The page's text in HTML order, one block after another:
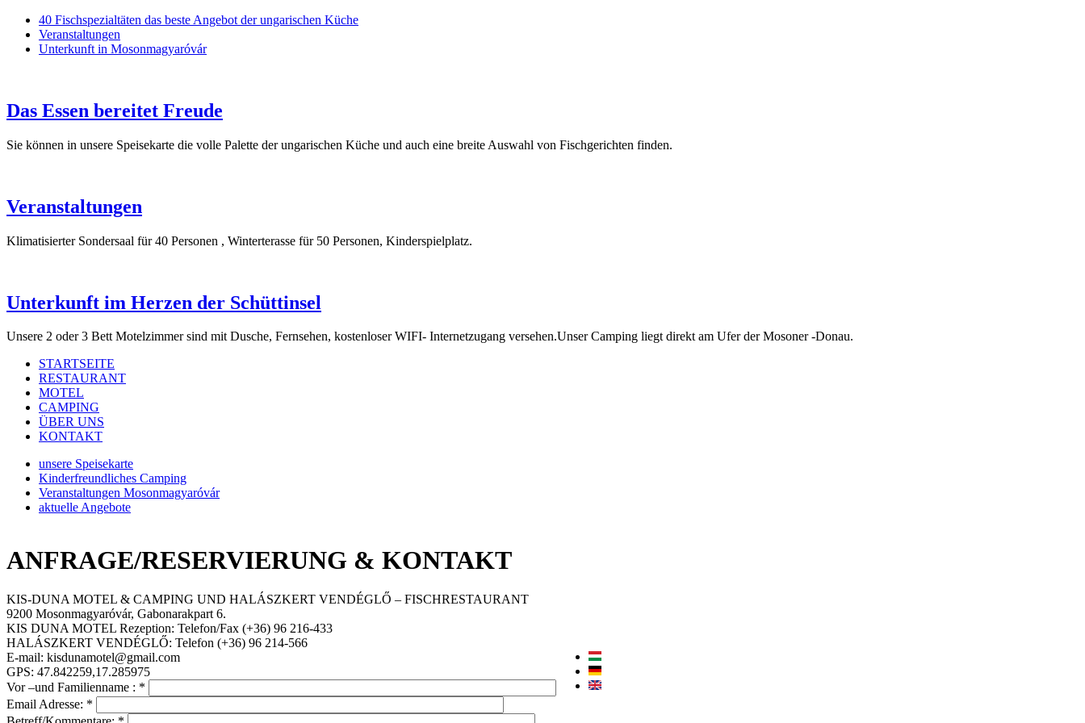
40 Fischspezialtäten das beste Angebot der ungarischen Küche
Veranstaltungen
Unterkunft in Mosonmagyaróvár
Das Essen bereitet Freude
Sie können in unsere Speisekarte die volle Palette der ungarischen Küche und auch eine breite Auswahl von Fischgerichten finden.
Veranstaltungen
Klimatisierter Sondersaal für 40 Personen , Winterterasse für 50 Personen, Kinderspielplatz.
Unterkunft im Herzen der Schüttinsel
Unsere 2 oder 3 Bett Motelzimmer sind mit Dusche, Fernsehen, kostenloser WIFI- Internetzugang versehen.Unser Camping liegt direkt am Ufer der Mosoner -Donau.
STARTSEITE
RESTAURANT
MOTEL
CAMPING
ÜBER UNS
KONTAKT
unsere Speisekarte
Kinderfreundliches Camping
Veranstaltungen Mosonmagyaróvár
aktuelle Angebote
ANFRAGE/RESERVIERUNG & KONTAKT
KIS-DUNA MOTEL & CAMPING UND HALÁSZKERT VENDÉGLŐ – FISCHRESTAURANT
9200 Mosonmagyaróvár, Gabonarakpart 6.
KIS DUNA MOTEL Rezeption: Telefon/Fax (+36) 96 216-433
HALÁSZKERT VENDÉGLŐ: Telefon (+36) 96 214-566
E-mail: kisdunamotel@gmail.com
GPS: 47.842259,17.285975
Vor –und Familienname : *
Email Adresse: *